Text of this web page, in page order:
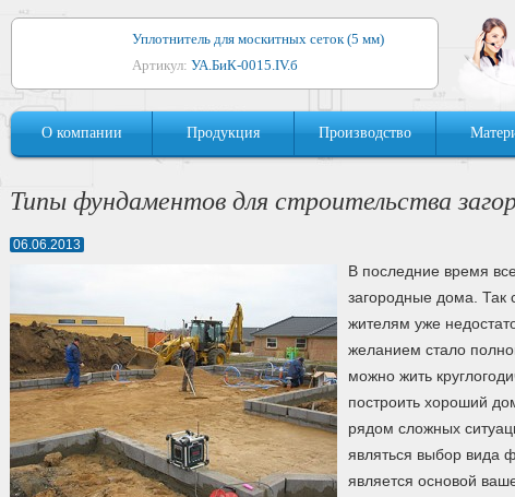
Уплотнитель для москитных сеток (5 мм)
Артикул: УА.БиК-0015.IV.б
Уплотнитель для алюминиевых окон
Артикул:1044
Артикул: УМ.БиК-0062.IV.б
Уплотнитель для деревянных дверей
Артикул:УК-10.4
О компании Продукция Производство
Типы фундаментов для строительства
06.06.2013
В последние время
загородные дома. Так
жителям уже
желанием стало
можно жить
построить хороший
рядом сложных
являться выбор вида
является основой